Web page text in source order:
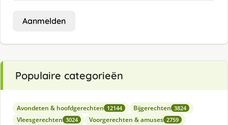
Aanmelden
Populaire categorieën
Avondeten & hoofdgerechten 12144 Bijgerechten 3824
Vleesgerechten 3024 Voorgerechten & amuses 2759